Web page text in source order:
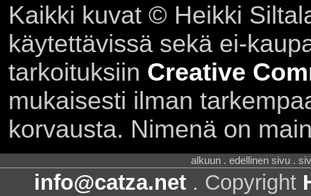
Kaikki kuvat © Heikki
käytettävissä sekä ei-
tarkoituksiin Creative
mukaisesti ilman
korvausta. Nimenä on
alkuun . edellinen sivu .
info@catza.net . Copyright